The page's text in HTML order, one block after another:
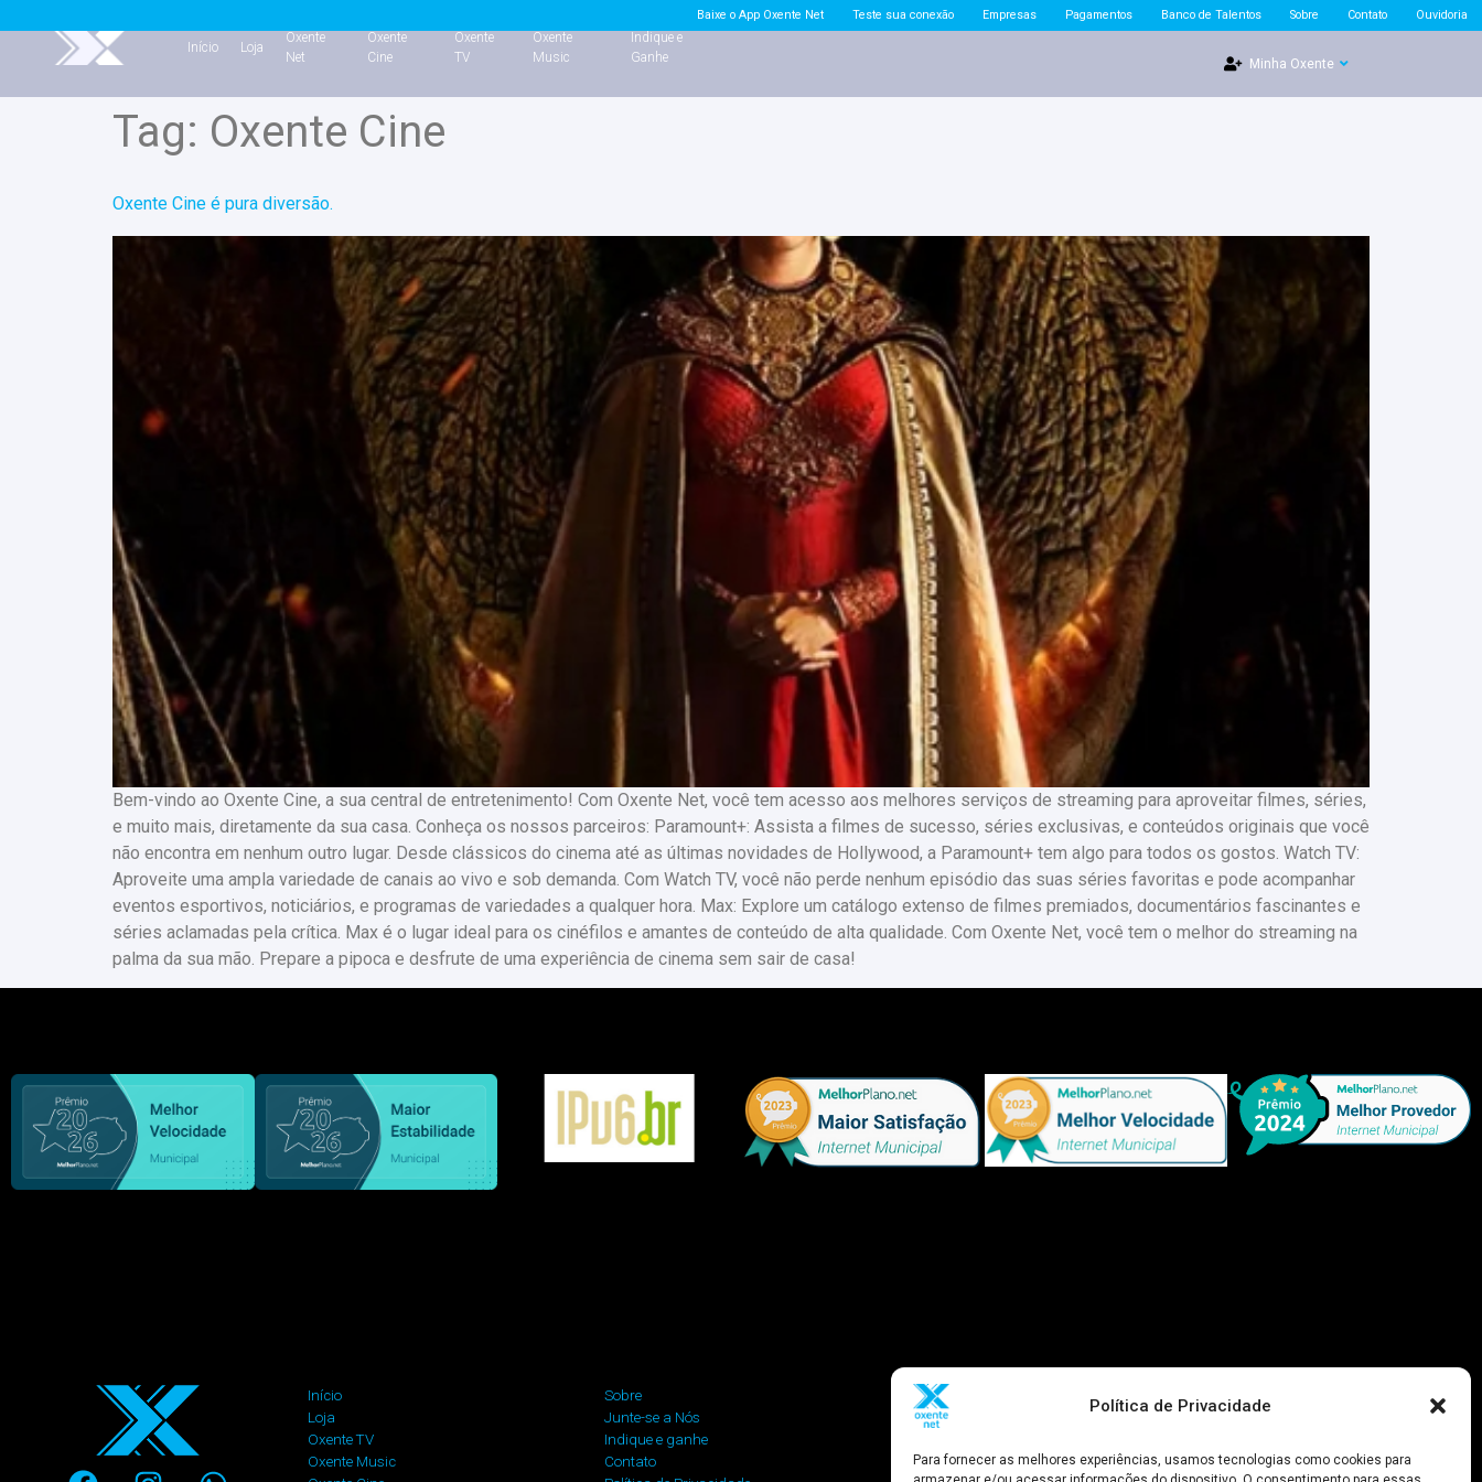
Política de Privacidade
Para fornecer as melhores experiências, usamos tecnologias como cookies para
Baixe o App Oxente Net Teste sua conexão Empresas Pagamentos Banco de Talentos Sobre Contato Ouvidoria
Início Loja
Oxente
Net
Oxente
Cine
Oxente
TV
Oxente
Music
Indique e
Ganhe
Minha Oxente
Tag: Oxente Cine
Oxente Cine é pura diversão.
Bem-vindo ao Oxente Cine, a sua central de entretenimento! Com Oxente Net, você tem acesso aos melhores serviços de streaming para aproveitar filmes, séries,
e muito mais, diretamente da sua casa. Conheça os nossos parceiros: Paramount+: Assista a filmes de sucesso, séries exclusivas, e conteúdos originais que você
não encontra em nenhum outro lugar. Desde clássicos do cinema até as últimas novidades de Hollywood, a Paramount+ tem algo para todos os gostos. Watch TV:
Aproveite uma ampla variedade de canais ao vivo e sob demanda. Com Watch TV, você não perde nenhum episódio das suas séries favoritas e pode acompanhar
eventos esportivos, noticiários, e programas de variedades a qualquer hora. Max: Explore um catálogo extenso de filmes premiados, documentários fascinantes e
séries aclamadas pela crítica. Max é o lugar ideal para os cinéfilos e amantes de conteúdo de alta qualidade. Com Oxente Net, você tem o melhor do streaming na
palma da sua mão. Prepare a pipoca e desfrute de uma experiência de cinema sem sair de casa!
Início
Loja
Oxente TV
Oxente Music
Sobre
Junte-se a Nós
Indique e ganhe
Contato
R. Abdias Neves, Nº 613 -
Aldeia - São Raimundo Nonato - PI